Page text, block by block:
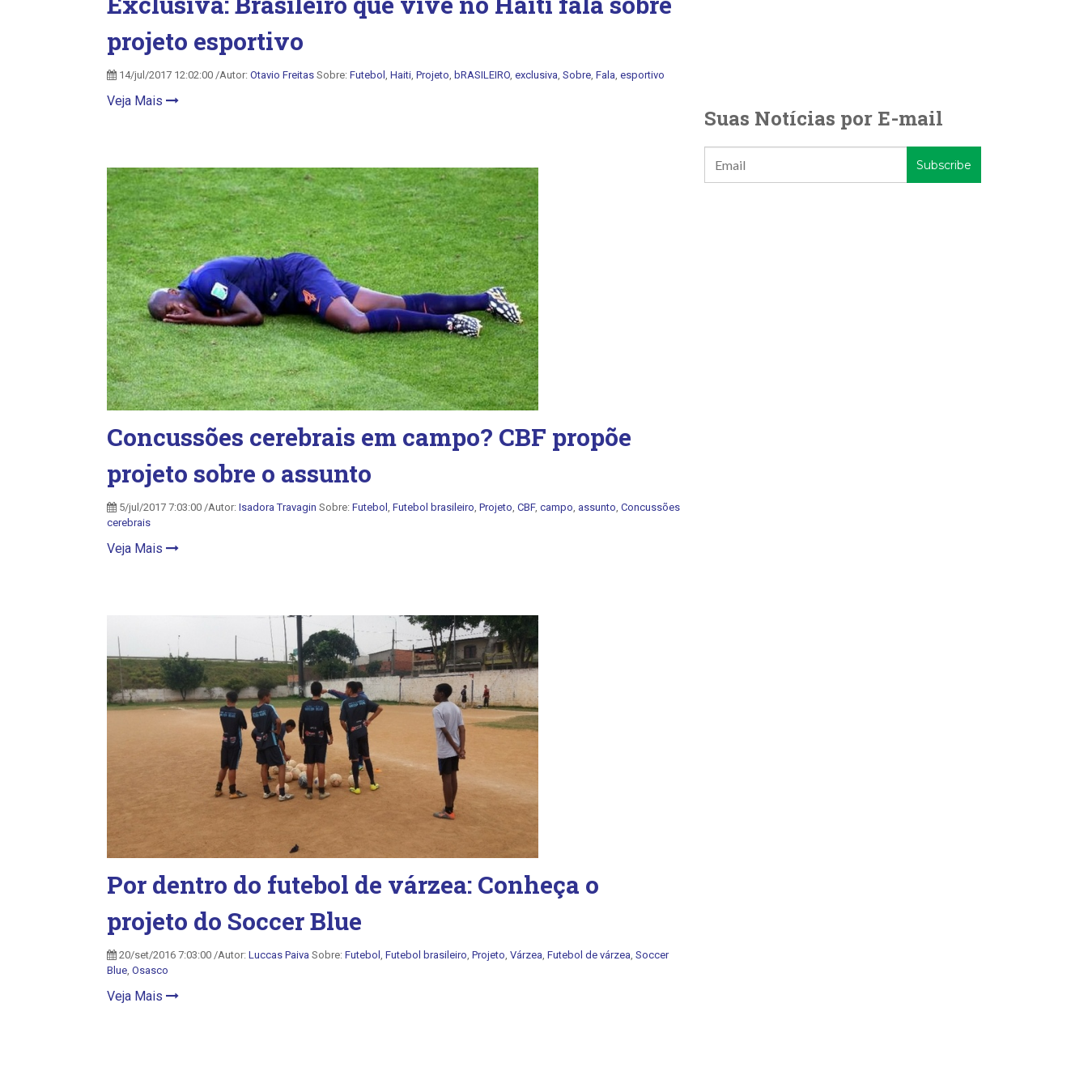
projeto esportivo
14/jul/2017 12:02:00 /Autor: Otavio Freitas Sobre: Futebol , Haiti, Projeto, bRASILEIRO, exclusiva, Sobre, Fala, esportivo
Veja Mais
Concussões cerebrais em campo? CBF propõe
projeto sobre o assunto
5/jul/2017 7:03:00 /Autor: Isadora Travagin Sobre: Futebol , Futebol brasileiro, Projeto, CBF, campo, assunto, Concussões
cerebrais
Veja Mais
Por dentro do futebol de várzea: Conheça o
projeto do Soccer Blue
20/set/2016 7:03:00 /Autor: Luccas Paiva Sobre: Futebol , Futebol brasileiro, Projeto, Várzea, Futebol de várzea, Soccer
Blue, Osasco
Veja Mais
Suas Notícias por E-mail